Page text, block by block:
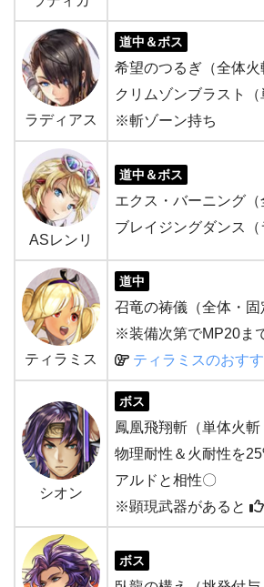
ラディアス
道中＆ボス
希望のつるぎ（全体
クリムゾンブラスト
※斬ゾーン持ち
ASレンリ
道中＆ボス
エクス・バーニング
ブレイジングダンス
ティラミス
道中
召竜の祷儀（全体・
※装備次第でMP20ま
ティラミスのおす
シオン
ボス
鳳凰飛翔斬（単体火斬
物理耐性＆火耐性を
アルドと相性〇
※顕現武器があると
ボス